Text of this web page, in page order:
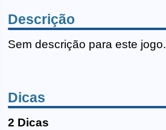
Descrição
Sem descrição para este jogo.
Dicas
2 Dicas